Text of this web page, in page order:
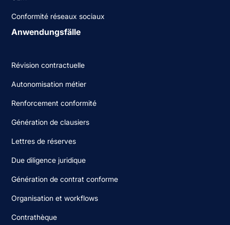
Conformité réseaux sociaux
Anwendungsfälle
Révision contractuelle
Autonomisation métier
Renforcement conformité
Génération de clausiers
Lettres de réserves
Due diligence juridique
Génération de contrat conforme
Organisation et workflows
Contrathèque